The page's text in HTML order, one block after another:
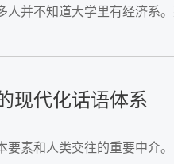
人并不知道大学里有经济系
现代化话语体系
要素和人类交往的重要中介